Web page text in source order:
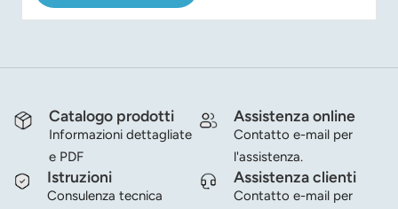
Catalogo prodotti
Informazioni dettagliate
e PDF
Assistenza online
Contatto e-mail per
l'assistenza.
Istruzioni
Consulenza tecnica
Assistenza clienti
Contatto e-mail per